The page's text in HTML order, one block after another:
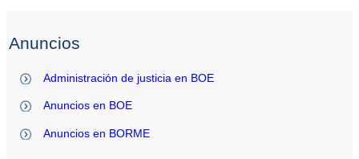
Anuncios
Administración de justicia en BOE
Anuncios en BOE
Anuncios en BORME